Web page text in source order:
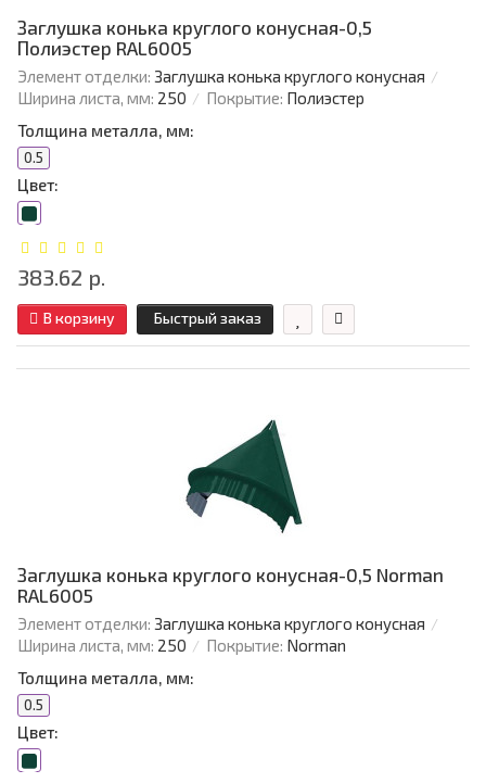
Заглушка конька круглого конусная-0,5
Полиэстер RAL6005
Элемент отделки: Заглушка конька круглого конусная
Ширина листа, мм: 250 Покрытие: Полиэстер
Толщина металла, мм:
0.5
Цвет:
383.62 р.
В корзину Быстрый заказ
Заглушка конька круглого конусная-0,5 Norman
RAL6005
Элемент отделки: Заглушка конька круглого конусная
Ширина листа, мм: 250 Покрытие: Norman
Толщина металла, мм:
0.5
Цвет: